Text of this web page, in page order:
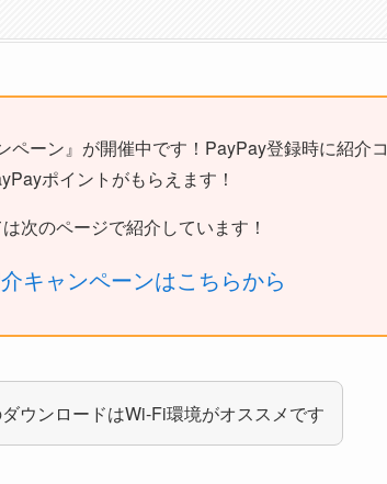
ペーン』が開催中です！PayPay登録時に紹介
ポイントがもらえます！
次のページで紹介しています！
キャンペーンはこちらから
ウンロードはWi-Fi環境がオススメです